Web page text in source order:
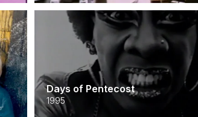
Days of Pentecost
1995